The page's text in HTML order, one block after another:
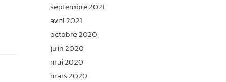
septembre 2021
avril 2021
octobre 2020
juin 2020
mai 2020
mars 2020